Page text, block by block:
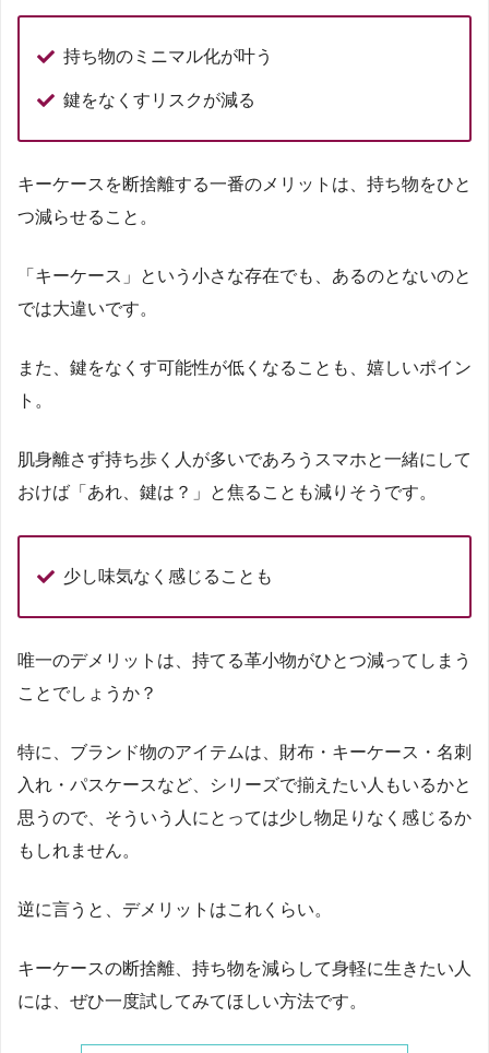
持ち物のミニマル化が叶う
鍵をなくすリスクが減る
キーケースを断捨離する一番のメリットは、持ち物をひと
つ減らせること。
「キーケース」という小さな存在でも、あるのとないのと
では大違いです。
また、鍵をなくす可能性が低くなることも、嬉しいポイン
ト。
肌身離さず持ち歩く人が多いであろうスマホと一緒にして
おけば「あれ、鍵は？」と焦ることも減りそうです。
少し味気なく感じることも
唯一のデメリットは、持てる革小物がひとつ減ってしまう
ことでしょうか？
特に、ブランド物のアイテムは、財布・キーケース・名刺
入れ・パスケースなど、シリーズで揃えたい人もいるかと
思うので、そういう人にとっては少し物足りなく感じるか
もしれません。
逆に言うと、デメリットはこれくらい。
キーケースの断捨離、持ち物を減らして身軽に生きたい人
には、ぜひ一度試してみてほしい方法です。